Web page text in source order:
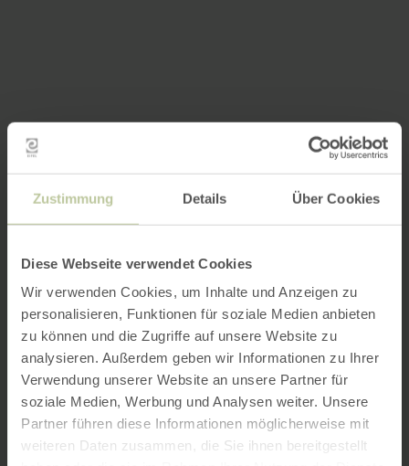
Zustimmung Details Über Cookies
Diese Webseite verwendet Cookies
Wir verwenden Cookies, um Inhalte und Anzeigen zu
personalisieren, Funktionen für soziale Medien anbieten
zu können und die Zugriffe auf unsere Website zu
analysieren. Außerdem geben wir Informationen zu Ihrer
Verwendung unserer Website an unsere Partner für
soziale Medien, Werbung und Analysen weiter. Unsere
Partner führen diese Informationen möglicherweise mit
weiteren Daten zusammen, die Sie ihnen bereitgestellt